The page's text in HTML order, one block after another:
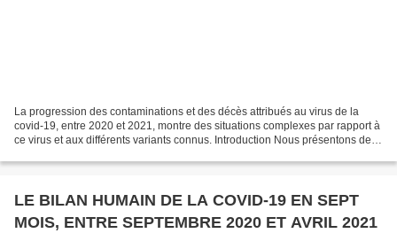
La progression des contaminations et des décès attribués au virus de la
covid-19, entre 2020 et 2021, montre des situations complexes par rapport à
ce virus et aux différents variants connus. Introduction Nous présentons des
LE BILAN HUMAIN DE LA COVID-19 EN SEPT
MOIS, ENTRE SEPTEMBRE 2020 ET AVRIL 2021